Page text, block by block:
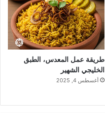
طريقة عمل المعدس، الطبق
الخليجي الشهير
أغسطس 4, 2025